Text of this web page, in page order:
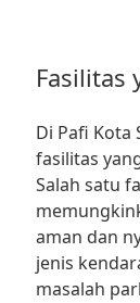
Fasilitas
Di Pafi Kota
fasilitas
Salah satu
aman dan
jenis
masalah